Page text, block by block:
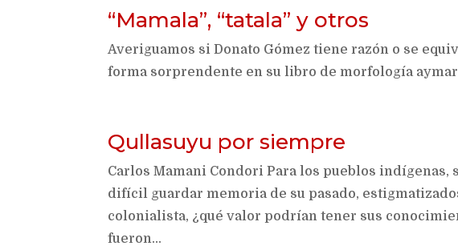
“Mamala”, “tatala” y otros
Averiguamos si Donato Gómez tiene razón o se
forma sorprendente en su libro de morfología
Qullasuyu por siempre
Carlos Mamani Condori Para los pueblos
difícil guardar memoria de su pasado,
colonialista, ¿qué valor podrían tener sus
fueron...